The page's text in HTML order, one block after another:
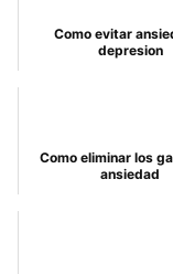
Como evitar
depresion
Como eliminar los
ansiedad